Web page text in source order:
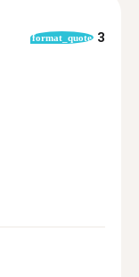
format_quote 3